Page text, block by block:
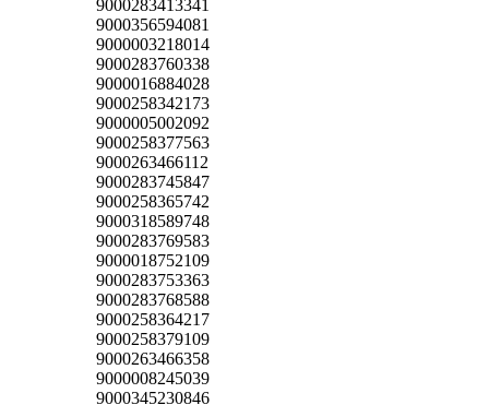
9000283413341
9000356594081
9000003218014
9000283760338
9000016884028
9000258342173
9000005002092
9000258377563
9000263466112
9000283745847
9000258365742
9000318589748
9000283769583
9000018752109
9000283753363
9000283768588
9000258364217
9000258379109
9000263466358
9000008245039
9000345230846